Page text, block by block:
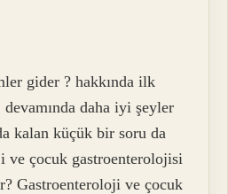
gider ? hakkında ilk
daha iyi şeyler
kalan küçük bir soru da
ve çocuk gastroenterolojisi
Gastroenteroloji ve çocuk